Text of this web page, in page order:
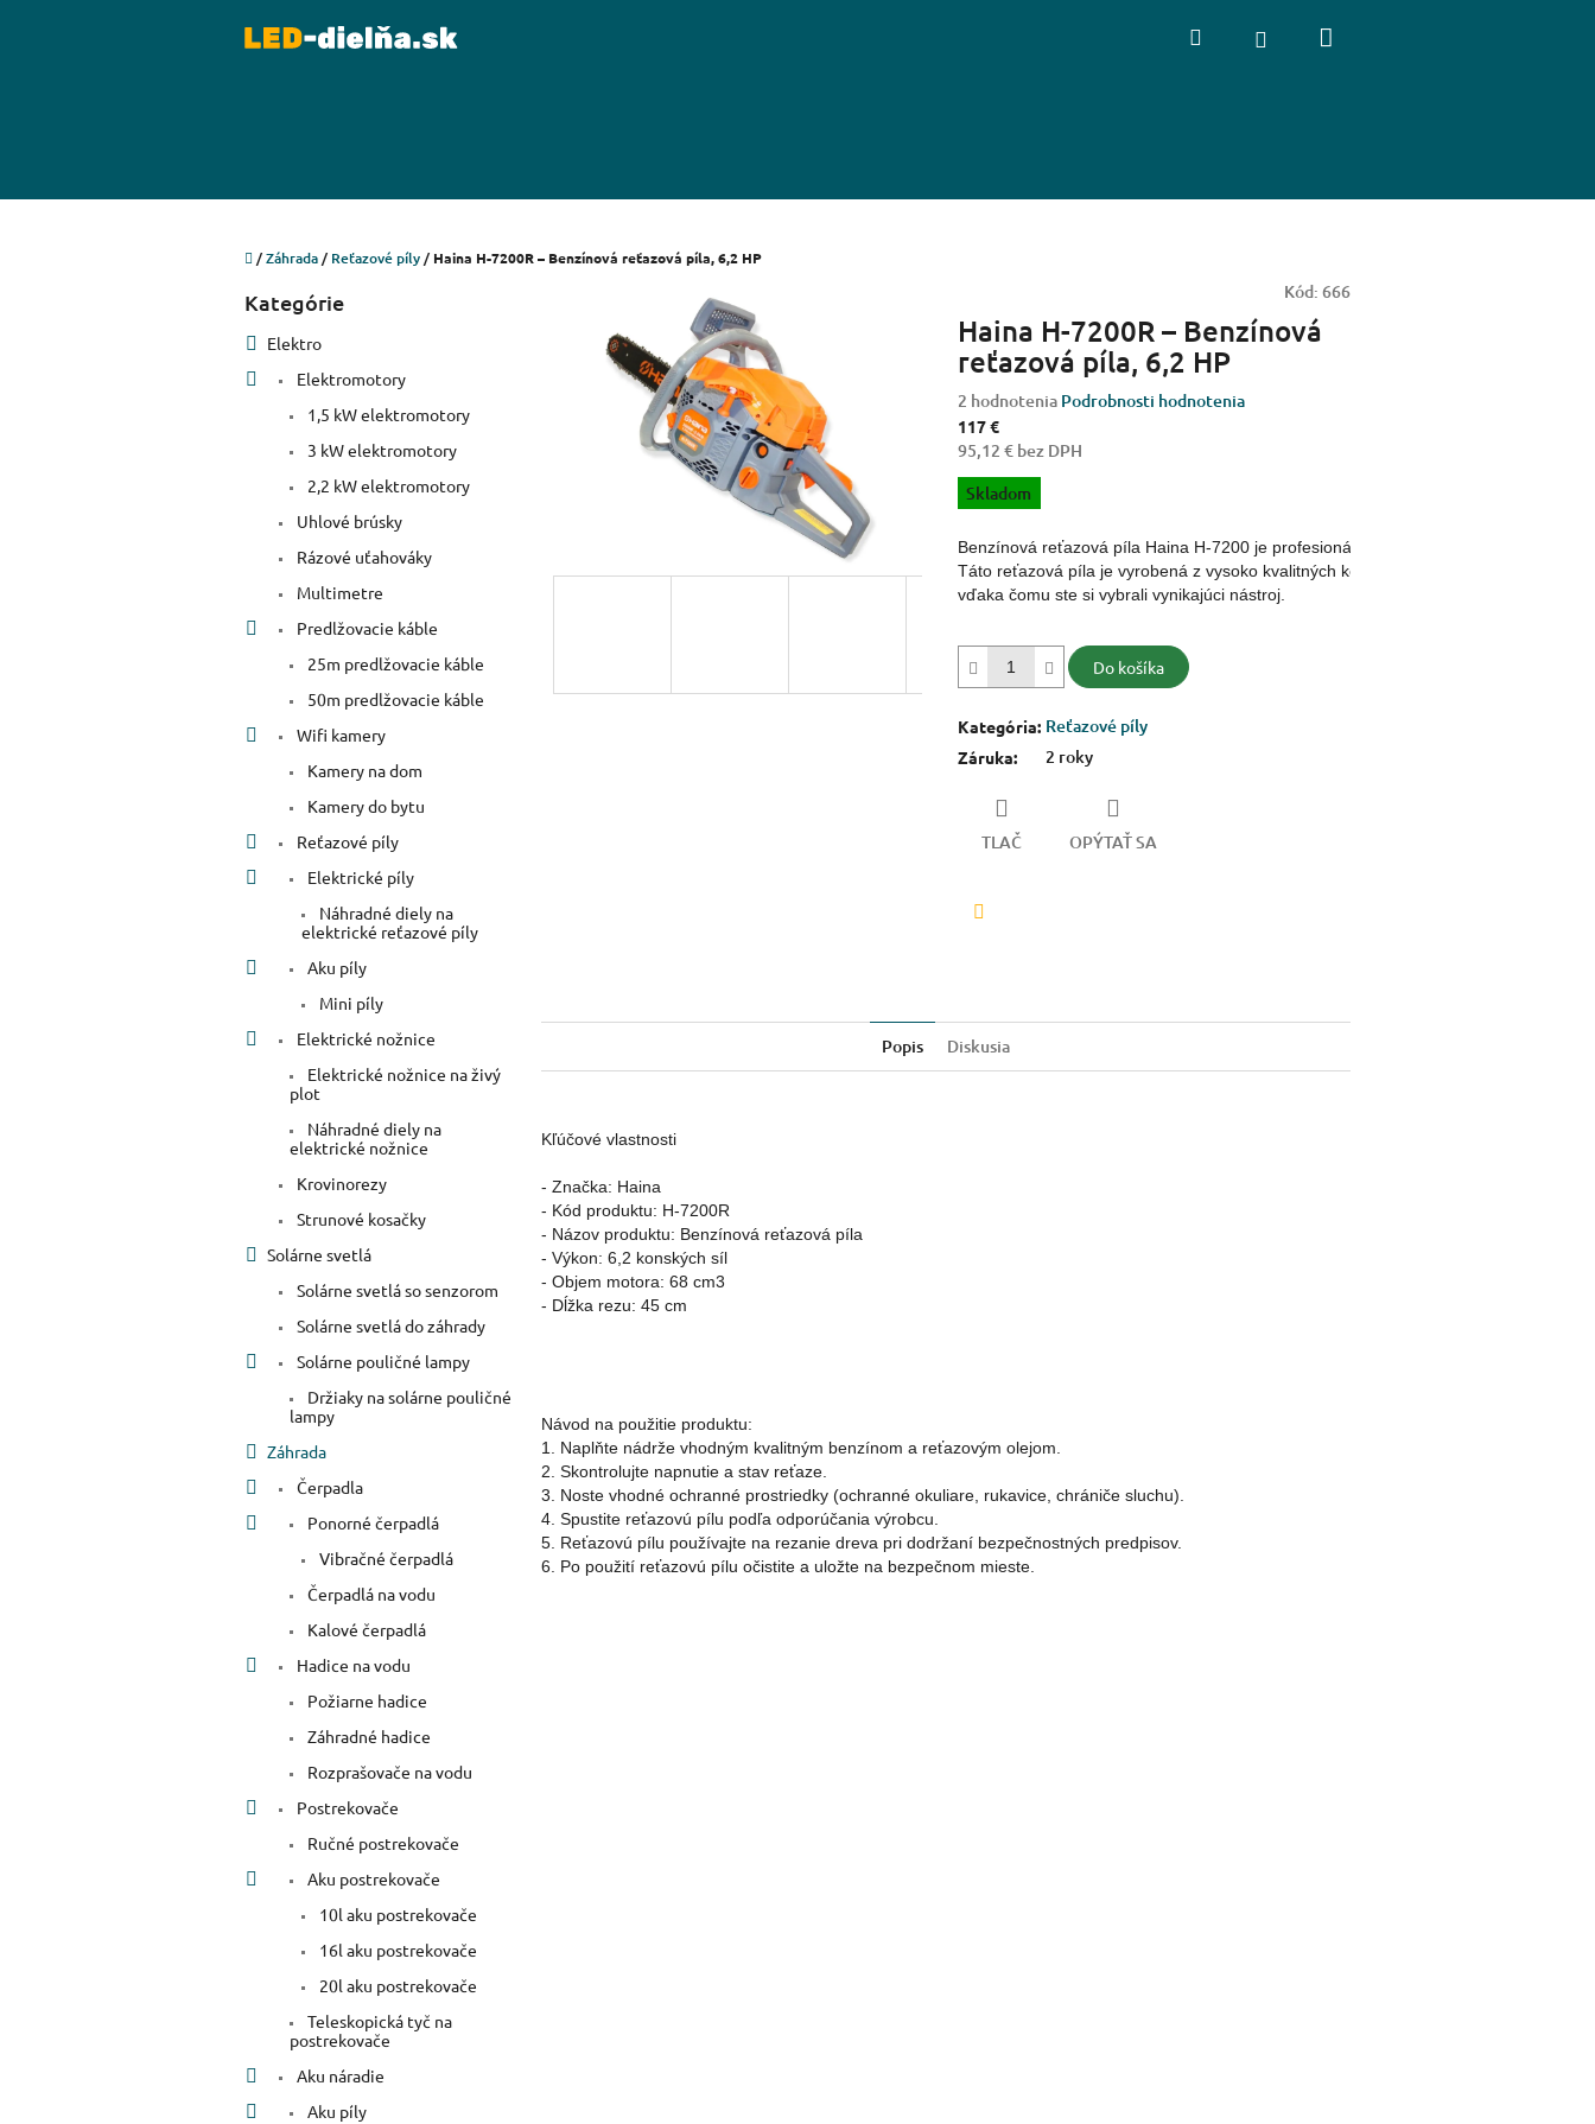
Hľadať Prihlásenie
Domov
/Záhrada/ Reťazové píly/ Haina H-7200R – Benzínová reťazová píla, 6,2 HP
Preskočiť
Kategórie
Elektro
Elektromotory
1,5 kW elektromotory
3 kW elektromotory
2,2 kW elektromotory
Uhlové brúsky
Rázové uťahováky
Multimetre
Predlžovacie káble
25m predlžovacie káble
50m predlžovacie káble
Wifi kamery
Kamery na dom
Kamery do bytu
Reťazové píly
Elektrické píly
Náhradné diely na
elektrické reťazové píly
Aku píly
Mini píly
Elektrické nožnice
Elektrické nožnice na živý
plot
Náhradné diely na
elektrické nožnice
Krovinorezy
Strunové kosačky
Solárne svetlá
Solárne svetlá so senzorom
Solárne svetlá do záhrady
Solárne pouličné lampy
Držiaky na solárne pouličné
lampy
Záhrada
Čerpadla
Ponorné čerpadlá
Vibračné čerpadlá
Čerpadlá na vodu
Kalové čerpadlá
Hadice na vodu
Požiarne hadice
Záhradné hadice
Rozprašovače na vodu
Postrekovače
Ručné postrekovače
Aku postrekovače
10l aku postrekovače
16l aku postrekovače
20l aku postrekovače
Teleskopická tyč na
postrekovače
Aku náradie
Aku píly
Kód: 666
Haina H-7200R – Benzínová
reťazová píla, 6,2 HP
Priemerné
hodnotenie
produktu
3,0
5
hviezdičiek.
2 hodnotenia Podrobnosti hodnotenia
117 €
95,12 € bez DPH
Jednotková
cena:
Skladom
Benzínová reťazová píla Haina H-7200 je profesionálne náradie určené pre
Táto reťazová píla je vyrobená z vysoko kvalitných komponentov, ktoré zaisťujú
vďaka čomu ste si vybrali vynikajúci nástroj.
Do košíka
Kategória: Reťazové píly
Záruka: 2 roky
TLAČ OPÝTAŤ SA
Popis Diskusia
Kľúčové vlastnosti
- Značka: Haina
- Kód produktu: H-7200R
- Názov produktu: Benzínová reťazová píla
- Výkon: 6,2 konských síl
- Objem motora: 68 cm3
Návod na použitie produktu:
1. Naplňte nádrže vhodným kvalitným benzínom a reťazovým olejom.
2. Skontrolujte napnutie a stav reťaze.
3. Noste vhodné ochranné prostriedky (ochranné okuliare, rukavice, chrániče sluchu).
4. Spustite reťazovú pílu podľa odporúčania výrobcu.
5. Reťazovú pílu používajte na rezanie dreva pri dodržaní bezpečnostných predpisov.
6. Po použití reťazovú pílu očistite a uložte na bezpečnom mieste.